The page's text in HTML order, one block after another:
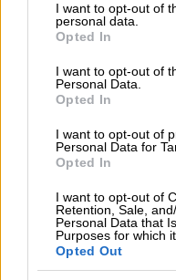
not limited to your visit
grant or deny consent to
use your data for below
consent section.
I want to opt-out of
personal data.
Opted In
I want to opt-out of
Personal Data.
Opted In
I want to opt-out of
Personal Data for
Opted In
I want to opt-out of
Retention, Sale,
Personal Data that
Purposes for which
Opted Out
αιματηρό
το μεσημέρι της
εξελίχθηκε σε
Αρχικά, ο
με αντικείμενο
φαίνεται να
εκείνη
έφτασε
ακολούθησε
γιο, ενώ ο νεαρός
πατέρα του.